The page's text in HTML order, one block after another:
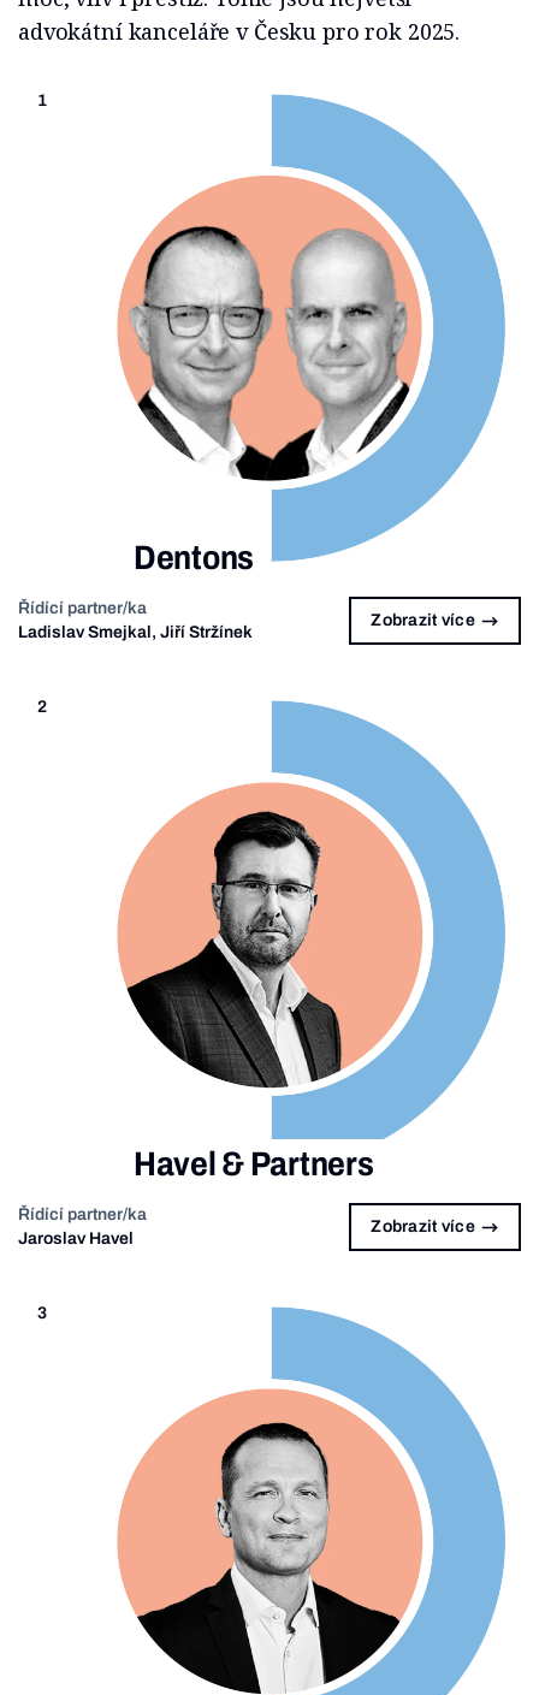
advokátní kanceláře v Česku pro rok 2025.
1
Dentons
Řídící partner/ka
Ladislav Smejkal, Jiří Stržínek
Zobrazit více
2
Havel & Partners
Řídící partner/ka
Jaroslav Havel
Zobrazit více
3